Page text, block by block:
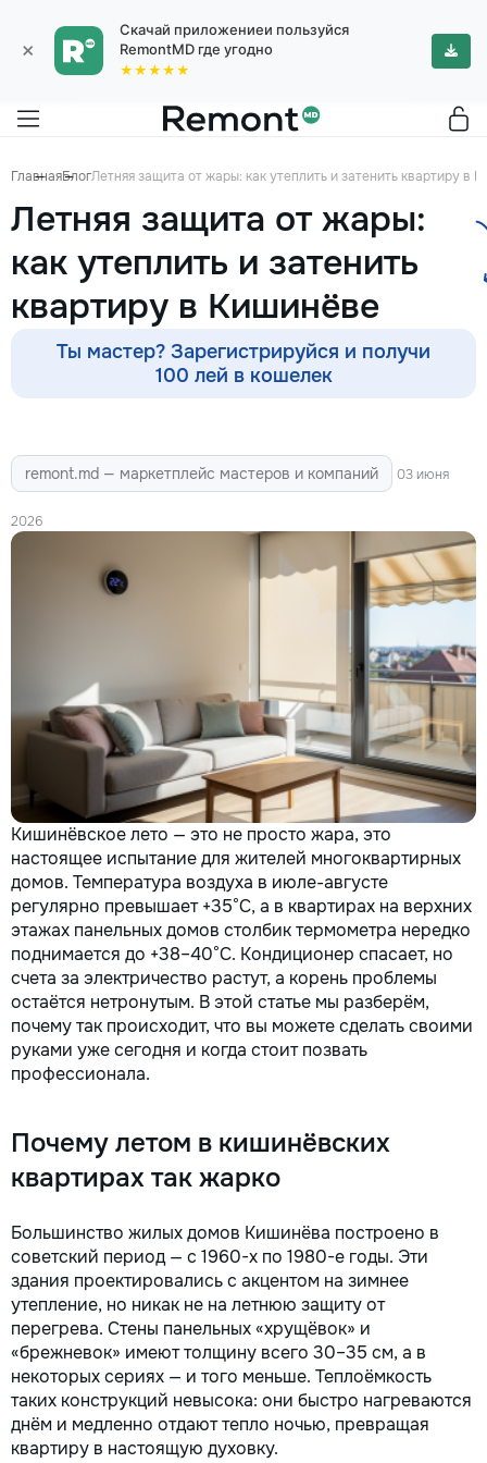
×
Скачай приложениеи пользуйся
RemontMD где угодно
★★★★★
ГлавнаяБлогЛетняя защита от жары: как утеплить и затенить квартиру в
Летняя защита от жары:
как утеплить и затенить
квартиру в Кишинёве
Ты мастер? Зарегистрируйся и получи
100 лей в кошелек
remont.md — маркетплейс мастеров и компаний 03 июня
2026
Кишинёвское лето — это не просто жара, это
настоящее испытание для жителей многоквартирных
домов. Температура воздуха в июле-августе
регулярно превышает +35°C, а в квартирах на верхних
этажах панельных домов столбик термометра нередко
поднимается до +38–40°C. Кондиционер спасает, но
счета за электричество растут, а корень проблемы
остаётся нетронутым. В этой статье мы разберём,
почему так происходит, что вы можете сделать своими
руками уже сегодня и когда стоит позвать
профессионала.
Почему летом в кишинёвских
квартирах так жарко
Большинство жилых домов Кишинёва построено в
советский период — с 1960-х по 1980-е годы. Эти
здания проектировались с акцентом на зимнее
утепление, но никак не на летнюю защиту от
перегрева. Стены панельных «хрущёвок» и
«брежневок» имеют толщину всего 30–35 см, а в
некоторых сериях — и того меньше. Теплоёмкость
таких конструкций невысока: они быстро нагреваются
днём и медленно отдают тепло ночью, превращая
квартиру в настоящую духовку.